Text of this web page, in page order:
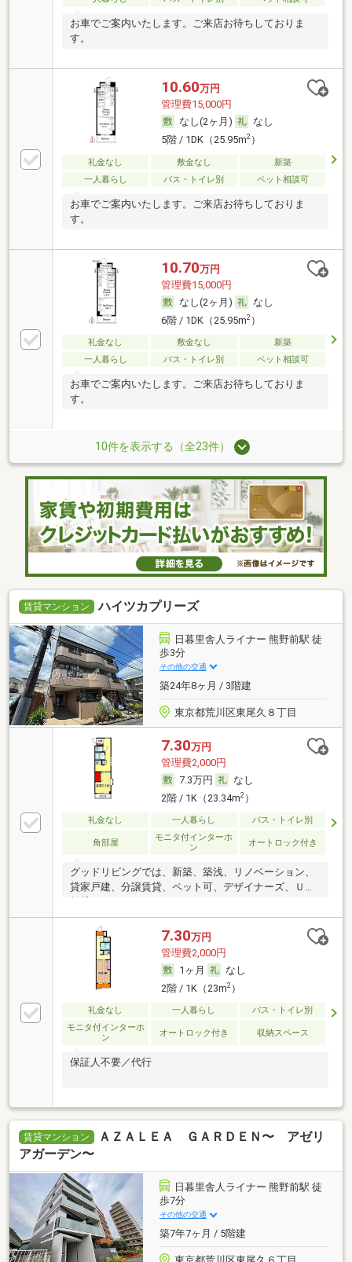
お車でご案内いたします。ご来店お待ちしておりま
す。
10.60万円
管理費15,000円
なし(2ヶ月)
なし
5階 / 1DK（25.95m2）
礼金なし 敷金なし
新築
一人暮らし
バス・トイレ別 ペット相談可
お車でご案内いたします。ご来店お待ちしておりま
す。
10.70万円
管理費15,000円
なし(2ヶ月)
なし
6階 / 1DK（25.95m2）
礼金なし 敷金なし
新築
一人暮らし
バス・トイレ別 ペット相談可
お車でご案内いたします。ご来店お待ちしておりま
す。
10件を表示する（全23件）
賃貸マンション ハイツカプリーズ
日暮里舎人ライナー 熊野前駅 徒
歩3分
その他の交通
築24年8ヶ月 / 3階建
東京都荒川区東尾久８丁目
7.30万円
管理費2,000円
7.3万円
なし
2階 / 1K（23.34m2）
礼金なし 一人暮らし バス・トイレ別
角部屋
モニタ付インターホ
ン
オートロック付き
グッドリビングでは、新築、築浅、リノベーション、
貸家戸建、分譲賃貸、ペット可、デザイナーズ、ＵＲ
7.30万円
管理費2,000円
1ヶ月
なし
2階 / 1K（23m2）
礼金なし 一人暮らし
バス・トイレ別
モニタ付インターホ
ン
オートロック付き 収納スペース
保証人不要／代行
賃貸マンション
ＡＺＡＬＥＡ ＧＡＲＤＥＮ〜 アゼリ
アガーデン〜
日暮里舎人ライナー 熊野前駅 徒
歩7分
その他の交通
築7年7ヶ月 / 5階建